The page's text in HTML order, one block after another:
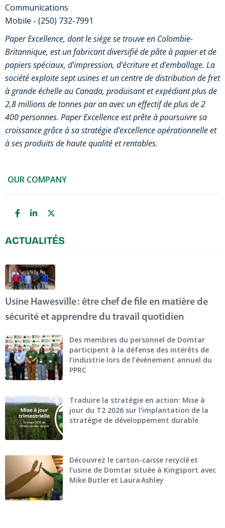
Communications
Mobile - (250) 732-7991
Paper Excellence, dont le siège se trouve en Colombie-
Britannique, est un fabricant diversifié de pâte à papier et de
papiers spéciaux, d'impression, d'écriture et d'emballage. La
société exploite sept usines et un centre de distribution de fret
à grande échelle au Canada, produisant et expédiant plus de
2,8 millions de tonnes par an avec un effectif de plus de 2
400 personnes. Paper Excellence est prête à poursuivre sa
croissance grâce à sa stratégie d'excellence opérationnelle et
à ses produits de haute qualité et rentables.
OUR COMPANY
ACTUALITÉS
Usine Hawesville : être chef de file en matière de
sécurité et apprendre du travail quotidien
Des membres du personnel de Domtar
participent à la défense des intérêts de
l’industrie lors de l’événement annuel du
PPRC
Traduire la stratégie en action: Mise à
jour du T2 2026 sur l’implantation de la
stratégie de développement durable
Découvrez le carton-caisse recyclé et
l’usine de Domtar située à Kingsport avec
Mike Butler et Laura Ashley